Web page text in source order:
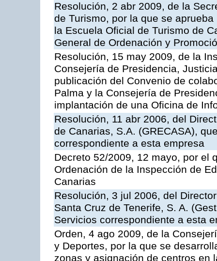
Resolución, 2 abr 2009, de la
de Turismo, por la que se
la Escuela Oficial de Turismo de
General de Ordenación y
Resolución, 15 may 2009, de la
Consejería de Presidencia,
publicación del Convenio de
Palma y la Consejería de
implantación de una Oficina de
Resolución, 11 abr 2006, del
de Canarias, S.A. (GRECASA),
correspondiente a esta empresa
Decreto 52/2009, 12 mayo, por el
Ordenación de la Inspección de
Canarias
Resolución, 3 jul 2006, del
Santa Cruz de Tenerife, S. A.
Servicios correspondiente a esta
Orden, 4 ago 2009, de la
y Deportes, por la que se
zonas y asignación de centros en